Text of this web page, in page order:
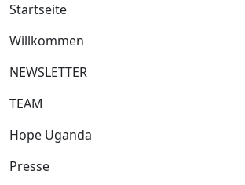
Startseite
Willkommen
NEWSLETTER
TEAM
Hope Uganda
Presse